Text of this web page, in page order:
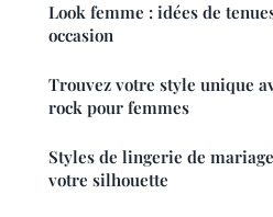
Look femme : idées de
occasion
Trouvez votre style unique
rock pour femmes
Styles de lingerie de
votre silhouette